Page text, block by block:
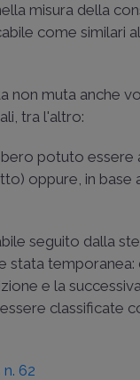
misura della
come similari
non muta anche
tra l'altro:
potuto essere
oppure, in
seguito dalla
stata
e la
classificate
62